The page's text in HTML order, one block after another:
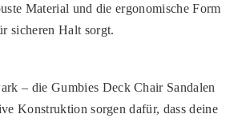
Material und die ergonomische Form
sicheren Halt sorgt.
– die Gumbies Deck Chair Sandalen
Konstruktion sorgen dafür, dass deine